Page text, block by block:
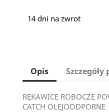
14 dni na zwrot
Opis
RĘKAWICE ROBOCZE
CATCH OLEJOODPORNE